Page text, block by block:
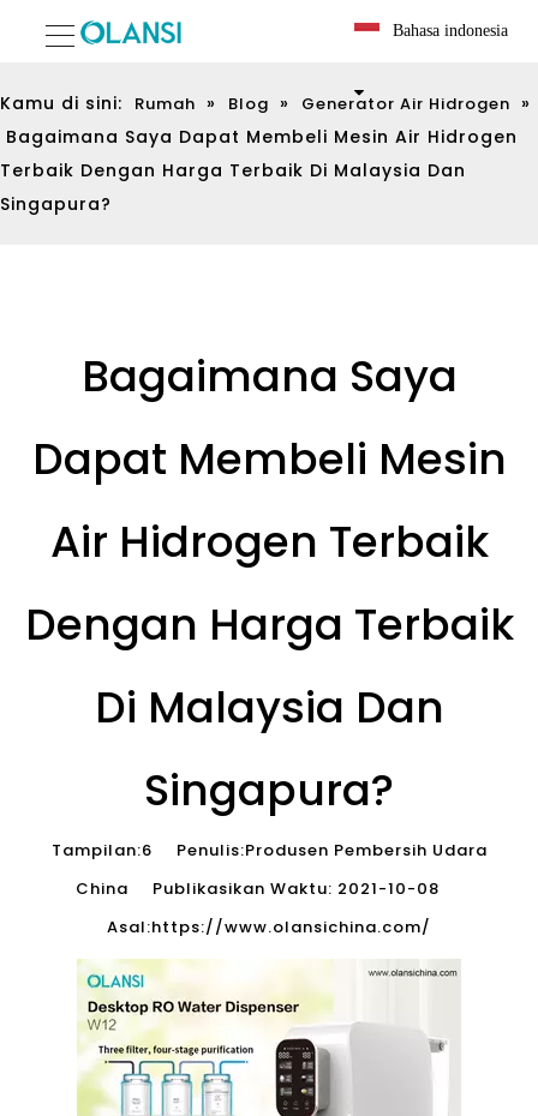
Bahasa indonesia
Kamu di sini: Rumah » Blog » Generator Air Hidrogen »
Bagaimana Saya Dapat Membeli Mesin Air Hidrogen
Terbaik Dengan Harga Terbaik Di Malaysia Dan
Singapura?
Bagaimana Saya
Dapat Membeli Mesin
Air Hidrogen Terbaik
Dengan Harga Terbaik
Di Malaysia Dan
Singapura?
Tampilan:6 Penulis:Produsen Pembersih Udara
China Publikasikan Waktu: 2021-10-08
Asal:https://www.olansichina.com/